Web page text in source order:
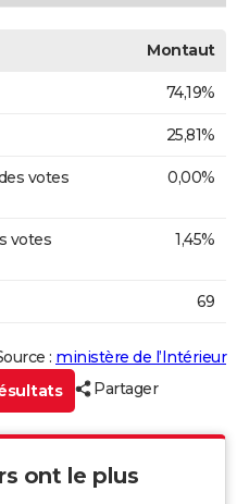
Montaut
74,19%
25,81%
votes
0,00%
votes
1,45%
69
: ministère de l’Intérieur
Partager
ont le plus